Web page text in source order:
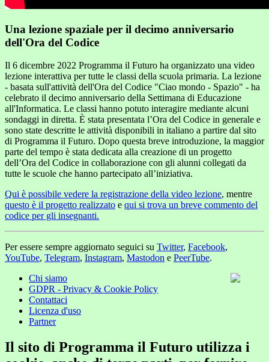
Una lezione spaziale per il decimo anniversario
dell'Ora del Codice
Il 6 dicembre 2022 Programma il Futuro ha organizzato una video
lezione interattiva per tutte le classi della scuola primaria. La lezione
- basata sull'attività dell'Ora del Codice "Ciao mondo - Spazio" - ha
celebrato il decimo anniversario della Settimana di Educazione
all'Informatica. Le classi hanno potuto interagire mediante alcuni
sondaggi in diretta. È stata presentata l’Ora del Codice in generale e
sono state descritte le attività disponibili in italiano a partire dal sito
di Programma il Futuro. Dopo questa breve introduzione, la maggior
parte del tempo è stata dedicata alla creazione di un progetto
dell’Ora del Codice in collaborazione con gli alunni collegati da
tutte le scuole che hanno partecipato all’iniziativa.
Qui è possibile vedere la registrazione della video lezione, mentre
questo è il progetto realizzato e qui si trova un breve commento del
codice per gli insegnanti.
Per essere sempre aggiornato seguici su Twitter, Facebook,
YouTube, Telegram, Instagram, Mastodon e PeerTube.
Chi siamo
GDPR - Privacy & Cookie Policy
Contattaci
Licenza d'uso
Partner
Il sito di Programma il Futuro utilizza i